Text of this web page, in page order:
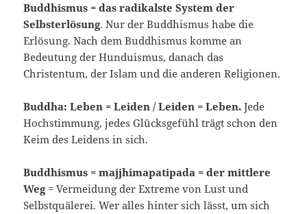
Buddhismus = das radikalste System der
Selbsterlösung. Nur der Buddhismus habe die
Erlösung. Nach dem Buddhismus komme an
Bedeutung der Hunduismus, danach das
Christentum, der Islam und die anderen Religionen.
Buddha: Leben = Leiden / Leiden = Leben. Jede
Hochstimmung, jedes Glücksgefühl trägt schon den
Keim des Leidens in sich.
Buddhismus = majjhimapatipada = der mittlere
Weg= Vermeidung der Extreme von Lust und
Selbstquälerei. Wer alles hinter sich lässt, um sich